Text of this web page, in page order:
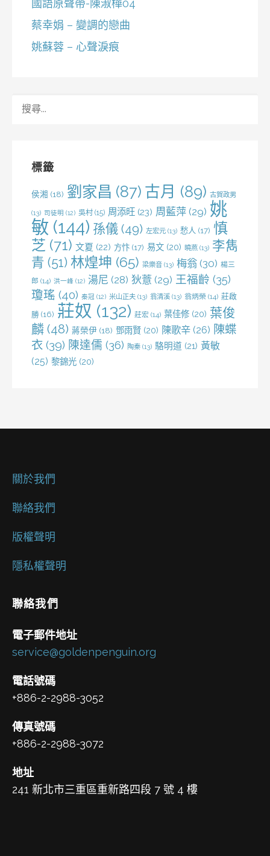
國語原聲帶-陳淑樺04
蔡幸娟 – 變調的戀曲
姚蘇蓉 – 心聲淚痕
標籤
侯湘 (18) 劉家昌 (87) 古月 (89) 古賀政男
(13) 司徒明 (12) 吳村 (15) 周添旺 (23) 周藍萍 (29) 姚
敏 (144) 孫儀 (49) 左宏元 (13) 愁人 (17) 慎
芝 (71) 文夏 (22) 方忭 (17) 易文 (20) 曉燕 (13) 李雋
青 (51) 林煌坤 (65) 梁樂音 (13) 梅翁 (30) 楊三
郎 (14) 洪一峰 (12) 湯尼 (28) 狄薏 (29) 王福齡 (35)
瓊瑤 (40) 秦冠 (12) 米山正夫 (13) 翁清溪 (13) 翁炳榮 (14) 莊啟
勝 (16) 莊奴 (132) 莊宏 (14) 葉佳修 (20) 葉俊
麟 (48) 蔣榮伊 (18) 鄧雨賢 (20) 陳歌辛 (26) 陳蝶
衣 (39) 陳達儒 (36) 陶秦 (13) 駱明道 (21) 黃敏
(25) 黎錦光 (20)
關於我們
聯絡我們
版權聲明
隱私權聲明
聯絡我們
電子郵件地址
service@goldenpenguin.org
電話號碼
+886-2-2988-3052
傳真號碼
+886-2-2988-3072
地址
241 新北市三重區重新路四段 7 號 4 樓